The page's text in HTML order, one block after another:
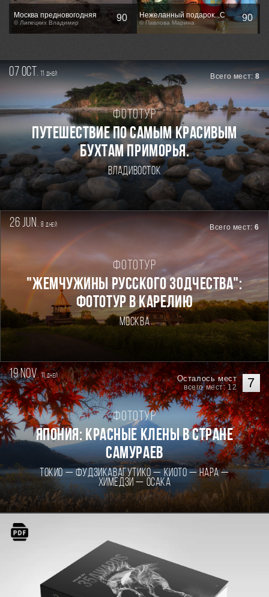
Москва предновогодняя
© Липецких Владимир 90
Нежеланный подарок...С
наступающим новым годом!
© Павлова Марина 90
07 oct. 11 дней Всего мест:8
Фототур
ПУТЕШЕСТВИЕ ПО САМЫМ КРАСИВЫМ
БУХТАМ ПРИМОРЬЯ.
Владивосток
26 jun. 8дней Всего мест:6
Фототур
"ЖЕМЧУЖИНЫ РУССКОГО ЗОДЧЕСТВА":
ФОТОТУР В КАРЕЛИЮ
Москва
19 nov.11дней 7
Осталось мест
всего мест: 12
Фототур
Япония: Красные клены в стране
самураев
Токио — Фудзикавагутико — Киото — Нара —
Химедзи — Осака